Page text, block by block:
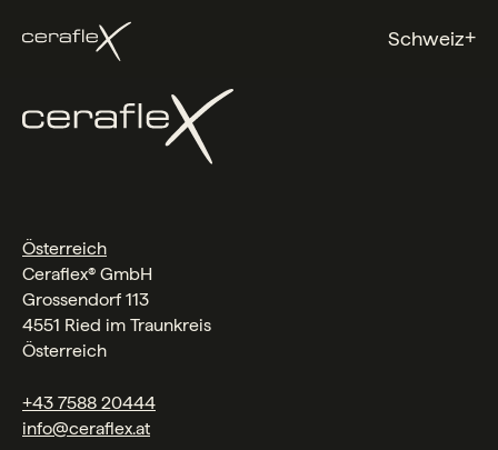
Schweiz+
Österreich
Ceraflex® GmbH
Grossendorf 113
4551 Ried im Traunkreis
Österreich
+43 7588 20444
info@ceraflex.at